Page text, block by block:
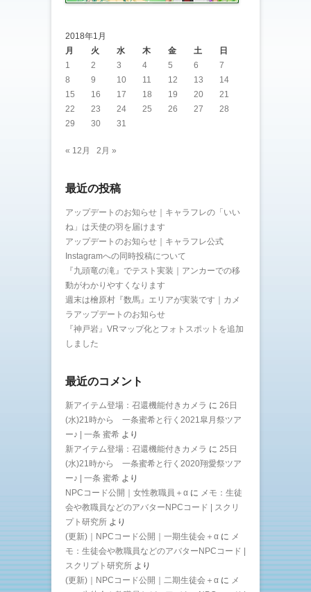
2018年1月
月
火 水 木 金 土
日
1
2 3 4 5 6
7
8
9 10 11 12 13
14
15
16 17 18 19 20
21
22
23 24 25 26 27
28
29
30 31
« 12月 2月 »
最近の投稿
アップデートのお知らせ｜キャラフレの「いい
ね」は天使の羽を届けます
アップデートのお知らせ｜キャラフレ公式
Instagramへの同時投稿について
『九頭竜の滝』でテスト実装｜アンカーでの移
動がわかりやすくなります
週末は檜原村『数馬』エリアが実装です｜カメ
ラアップデートのお知らせ
『神戸岩』VRマップ化とフォトスポットを追加
しました
最近のコメント
新アイテム登場：召還機能付きカメラ に 26日
(水)21時から 一条蜜希と行く2021皐月祭ツア
ー♪ | 一条 蜜希 より
新アイテム登場：召還機能付きカメラ に 25日
(水)21時から 一条蜜希と行く2020翔愛祭ツア
ー♪ | 一条 蜜希 より
NPCコード公開｜女性教職員＋α に メモ：生徒
会や教職員などのアバターNPCコード | スクリ
プト研究所 より
(更新)｜NPCコード公開｜一期生徒会＋α に メ
モ：生徒会や教職員などのアバターNPCコード |
スクリプト研究所 より
(更新)｜NPCコード公開｜二期生徒会＋α に メ